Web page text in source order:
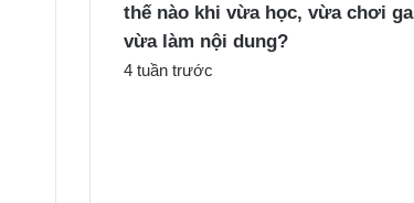
thế nào khi vừa học, vừa chơi
vừa làm nội dung?
4 tuần trước